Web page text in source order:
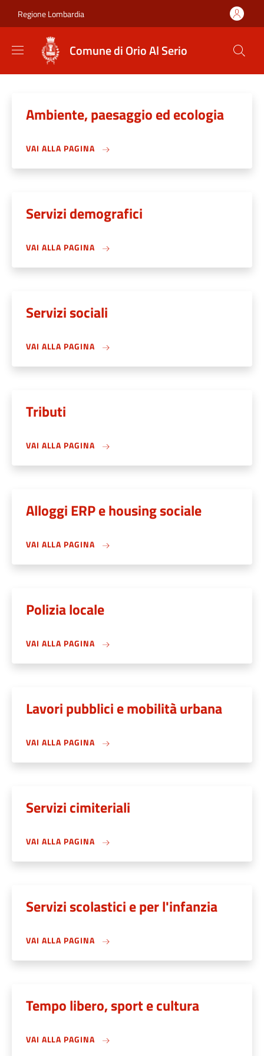
Regione Lombardia
Comune di Orio Al Serio
Ambiente, paesaggio ed ecologia
VAI ALLA PAGINA
Servizi demografici
VAI ALLA PAGINA
Servizi sociali
VAI ALLA PAGINA
Tributi
VAI ALLA PAGINA
Alloggi ERP e housing sociale
VAI ALLA PAGINA
Polizia locale
VAI ALLA PAGINA
Lavori pubblici e mobilità urbana
VAI ALLA PAGINA
Servizi cimiteriali
VAI ALLA PAGINA
Servizi scolastici e per l'infanzia
VAI ALLA PAGINA
Tempo libero, sport e cultura
VAI ALLA PAGINA